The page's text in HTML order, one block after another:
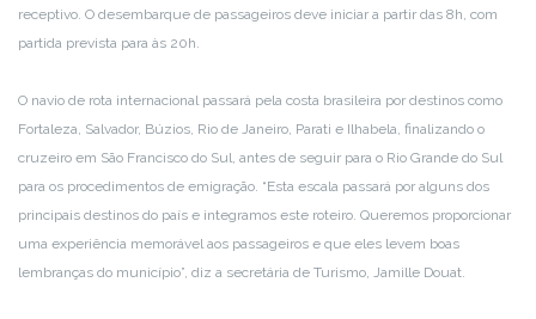
receptivo. O desembarque de passageiros deve iniciar a partir das 8h, com
partida prevista para às 20h.
O navio de rota internacional passará pela costa brasileira por destinos como
Fortaleza, Salvador, Búzios, Rio de Janeiro, Parati e Ilhabela, finalizando o
cruzeiro em São Francisco do Sul, antes de seguir para o Rio Grande do Sul
para os procedimentos de emigração. “Esta escala passará por alguns dos
principais destinos do país e integramos este roteiro. Queremos proporcionar
uma experiência memorável aos passageiros e que eles levem boas
lembranças do município”, diz a secretária de Turismo, Jamille Douat.